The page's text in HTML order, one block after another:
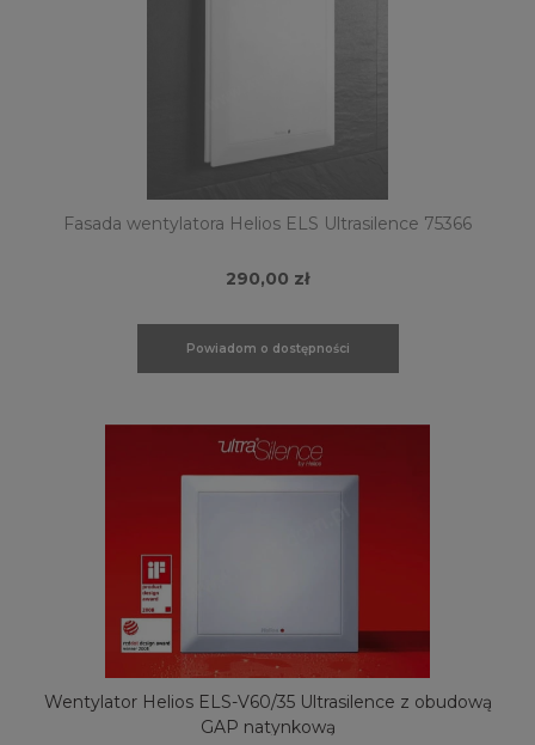
Fasada wentylatora Helios ELS Ultrasilence 75366
290,00 zł
Powiadom o dostępności
Wentylator Helios ELS-V60/35 Ultrasilence z obudową
GAP natynkową